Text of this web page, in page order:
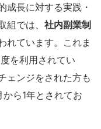
成長に対する実践・
では、 社内副業制
れています。これま
を利用されてい
ェンジをされた方も
ら1年とされてお